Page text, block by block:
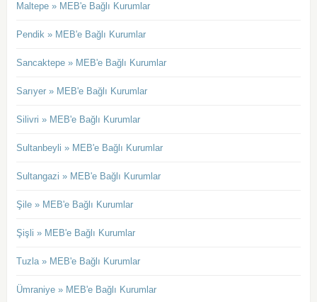
Maltepe » MEB'e Bağlı Kurumlar
Pendik » MEB'e Bağlı Kurumlar
Sancaktepe » MEB'e Bağlı Kurumlar
Sarıyer » MEB'e Bağlı Kurumlar
Silivri » MEB'e Bağlı Kurumlar
Sultanbeyli » MEB'e Bağlı Kurumlar
Sultangazi » MEB'e Bağlı Kurumlar
Şile » MEB'e Bağlı Kurumlar
Şişli » MEB'e Bağlı Kurumlar
Tuzla » MEB'e Bağlı Kurumlar
Ümraniye » MEB'e Bağlı Kurumlar